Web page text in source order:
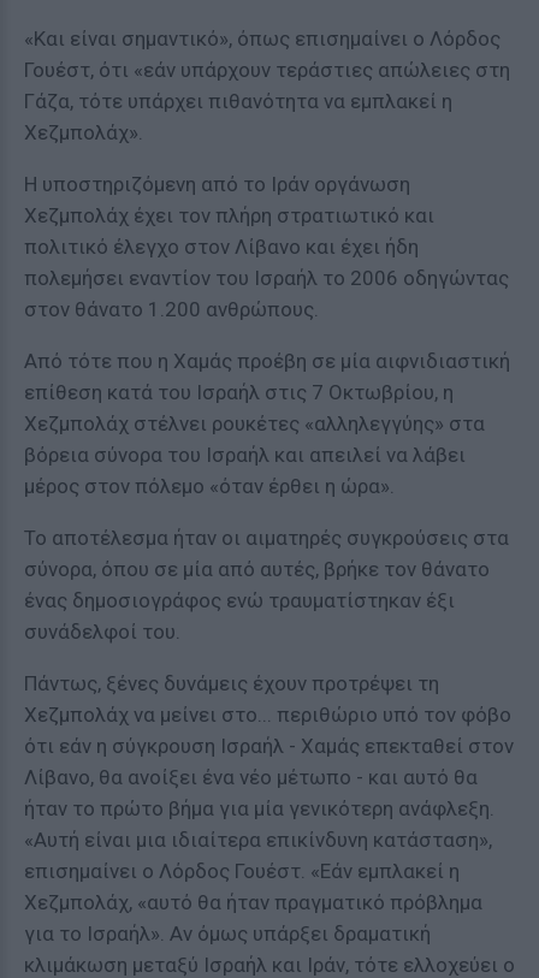
«Και είναι σημαντικό», όπως επισημαίνει ο Λόρδος
Γουέστ, ότι «εάν υπάρχουν τεράστιες απώλειες στη
Γάζα, τότε υπάρχει πιθανότητα να εμπλακεί η
Χεζμπολάχ».
Η υποστηριζόμενη από το Ιράν οργάνωση
Χεζμπολάχ έχει τον πλήρη στρατιωτικό και
πολιτικό έλεγχο στον Λίβανο και έχει ήδη
πολεμήσει εναντίον του Ισραήλ το 2006 οδηγώντας
στον θάνατο 1.200 ανθρώπους.
Από τότε που η Χαμάς προέβη σε μία αιφνιδιαστική
επίθεση κατά του Ισραήλ στις 7 Οκτωβρίου, η
Χεζμπολάχ στέλνει ρουκέτες «αλληλεγγύης» στα
βόρεια σύνορα του Ισραήλ και απειλεί να λάβει
μέρος στον πόλεμο «όταν έρθει η ώρα».
Το αποτέλεσμα ήταν οι αιματηρές συγκρούσεις στα
σύνορα, όπου σε μία από αυτές, βρήκε τον θάνατο
ένας δημοσιογράφος ενώ τραυματίστηκαν έξι
συνάδελφοί του.
Πάντως, ξένες δυνάμεις έχουν προτρέψει τη
Χεζμπολάχ να μείνει στο... περιθώριο υπό τον φόβο
ότι εάν η σύγκρουση Ισραήλ - Χαμάς επεκταθεί στον
Λίβανο, θα ανοίξει ένα νέο μέτωπο - και αυτό θα
ήταν το πρώτο βήμα για μία γενικότερη ανάφλεξη.
«Αυτή είναι μια ιδιαίτερα επικίνδυνη κατάσταση»,
επισημαίνει ο Λόρδος Γουέστ. «Εάν εμπλακεί η
Χεζμπολάχ, «αυτό θα ήταν πραγματικό πρόβλημα
για το Ισραήλ». Αν όμως υπάρξει δραματική
κλιμάκωση μεταξύ Ισραήλ και Ιράν, τότε ελλοχεύει ο